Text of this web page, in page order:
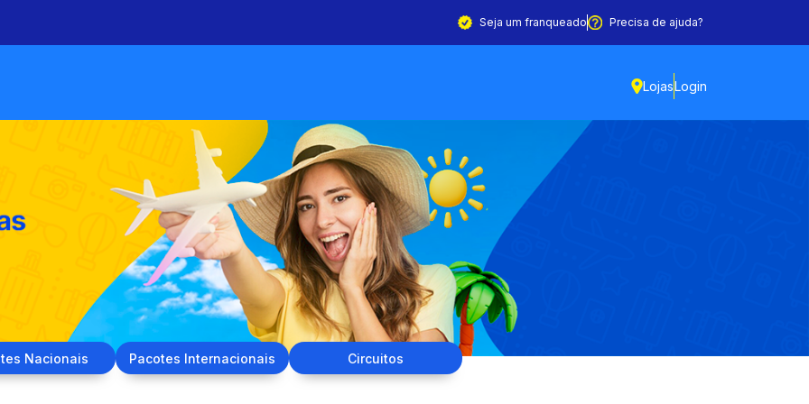
Seja um franqueado Precisa de ajuda?
LojasLogin
Nacionais Pacotes Internacionais Circuitos